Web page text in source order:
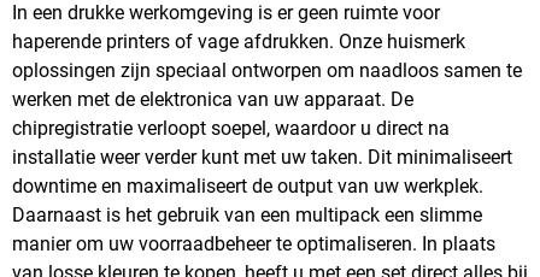
In een drukke werkomgeving is er geen ruimte voor
haperende printers of vage afdrukken. Onze huismerk
oplossingen zijn speciaal ontworpen om naadloos samen te
werken met de elektronica van uw apparaat. De
chipregistratie verloopt soepel, waardoor u direct na
installatie weer verder kunt met uw taken. Dit minimaliseert
downtime en maximaliseert de output van uw werkplek.
Daarnaast is het gebruik van een multipack een slimme
manier om uw voorraadbeheer te optimaliseren. In plaats